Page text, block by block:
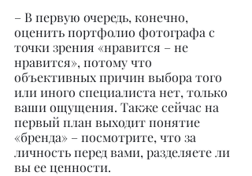
– В первую очередь, конечно,
оценить портфолио фотографа с
точки зрения «нравится – не
нравится», потому что
объективных причин выбора того
или иного специалиста нет, только
ваши ощущения. Также сейчас на
первый план выходит понятие
«бренда» – посмотрите, что за
личность перед вами, разделяете ли
вы ее ценности.